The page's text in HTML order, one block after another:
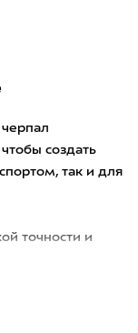
создать
так и для
точности и